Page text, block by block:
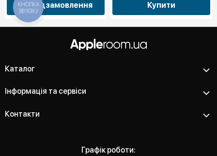
Передзамовлення Купити
Каталог
Інформація та сервіси
Контакти
Графік роботи:
КНОПКА
ЗВ'ЯЗКУ